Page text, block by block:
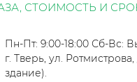
СТОИМОСТЬ И
Пн-Пт: 9:00-18:00 Сб-Вс:
г. Тверь, ул.
здание).